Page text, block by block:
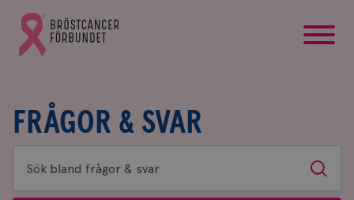
Gå
till
Bröstcancerförbundets
FRÅGOR & SVAR
Sök
bland
Sök